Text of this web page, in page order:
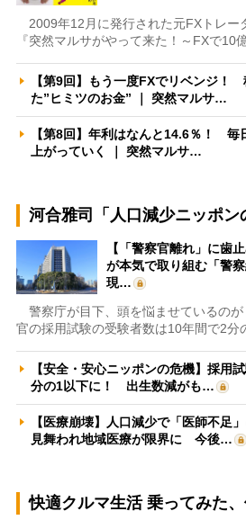
2009年12月に発行された元FXトレー
『突然マルサがやって来た！～FXで10
【第9回】もう一度FXでリベンジ！
た”ヒミツのお金” ｜ 突然マルサ…
【第8回】年利はなんと14.6％！ 毎
上がっていく ｜ 突然マルサ…
河合雅司「人口減少ニッポン
【「警察官離れ」に歯
が本気で取り組む「警
現…
警察庁が目下、頭を悩ませているの
官の採用試験の受験者数は10年間で2分
【安全・安心ニッポンの危機】採用
分の1以下に！ 出生数減がも…
【医療崩壊】人口減少で「医師不足
見舞われ地域医療が限界に 今後…
快適クルマ生活 乗ってみた